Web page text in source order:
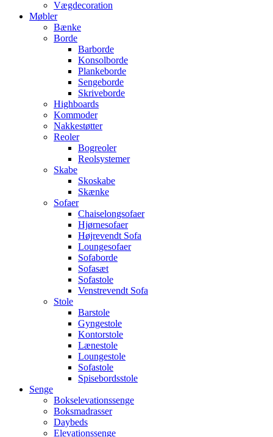
Vægdecoration
Møbler
Bænke
Borde
Barborde
Konsolborde
Plankeborde
Sengeborde
Skriveborde
Highboards
Kommoder
Nakkestøtter
Reoler
Bogreoler
Reolsystemer
Skabe
Skoskabe
Skænke
Sofaer
Chaiselongsofaer
Hjørnesofaer
Højrevendt Sofa
Loungesofaer
Sofaborde
Sofasæt
Sofastole
Venstrevendt Sofa
Stole
Barstole
Gyngestole
Kontorstole
Lænestole
Loungestole
Sofastole
Spisebordsstole
Senge
Bokselevationssenge
Boksmadrasser
Daybeds
Elevationssenge